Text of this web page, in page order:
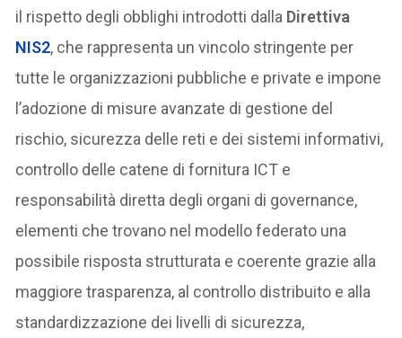
il rispetto degli obblighi introdotti dalla Direttiva
NIS2, che rappresenta un vincolo stringente per
tutte le organizzazioni pubbliche e private e impone
l’adozione di misure avanzate di gestione del
rischio, sicurezza delle reti e dei sistemi informativi,
controllo delle catene di fornitura ICT e
responsabilità diretta degli organi di governance,
elementi che trovano nel modello federato una
possibile risposta strutturata e coerente grazie alla
maggiore trasparenza, al controllo distribuito e alla
standardizzazione dei livelli di sicurezza,